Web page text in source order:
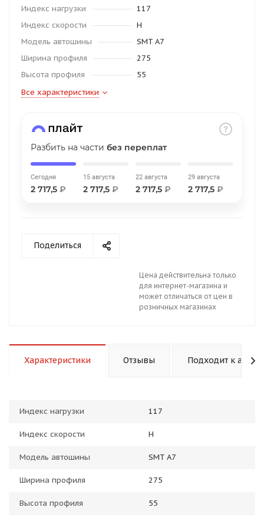
Индекс нагрузки
117
Индекс скорости
H
Модель автошины
SMT A7
Ширина профиля
275
Высота профиля
55
Все характеристики
Разбить на части без переплат
Сегодня
2 717,5 ₽
15 августа
2 717,5 ₽
22 августа
2 717,5 ₽
29 августа
2 717,5 ₽
Поделиться
Цена действительна только
для интернет-магазина и
может отличаться от цен в
розничных магазинах
Характеристики Отзывы Подходит к авто
Индекс нагрузки 117
Индекс скорости H
Модель автошины SMT A7
Ширина профиля 275
Высота профиля 55
Остались вопросы?
8 800 302-02-51